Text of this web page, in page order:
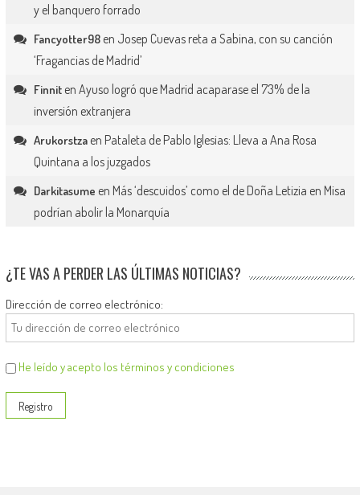
y el banquero forrado
Fancyotter98en Josep Cuevas reta a Sabina, con su canción
‘Fragancias de Madrid’
Finniten Ayuso logró que Madrid acaparase el 73% de la
inversión extranjera
Arukorstzaen Pataleta de Pablo Iglesias: Lleva a Ana Rosa
Quintana a los juzgados
Darkitasume en Más ‘descuidos’ como el de Doña Letizia en Misa
podrían abolir la Monarquía
¿TE VAS A PERDER LAS ÚLTIMAS NOTICIAS?
Dirección de correo electrónico:
He leído y acepto los términos y condiciones